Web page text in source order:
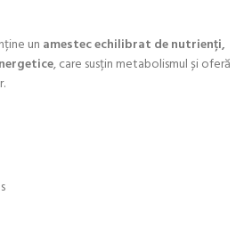
un amestec echilibrat de nutrienți,
, care susțin metabolismul și oferă